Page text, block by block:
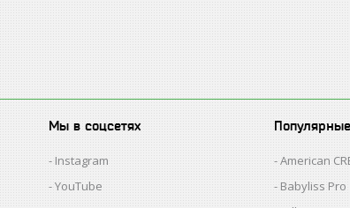
Мы в соцсетях
Instagram
YouTube
American
Babyliss Pro